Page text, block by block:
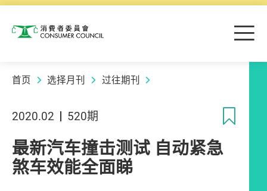
消费者委员会 目
首页 选择月刊 过往期刊
2020.02 520期
最新汽车撞击测试 自动紧急
煞车效能全面睇